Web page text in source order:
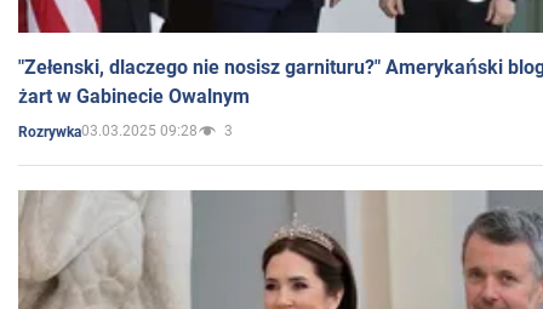
"Zełenski, dlaczego nie nosisz garnituru?" Amerykański
żart w Gabinecie Owalnym
Rozrywka03.03.2025 09:28 3